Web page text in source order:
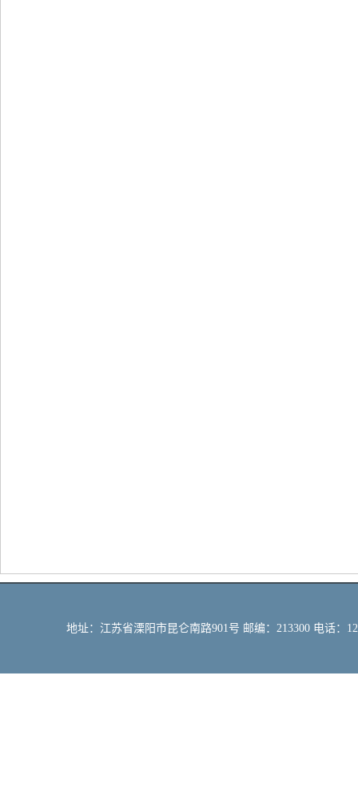
地址：江苏省溧阳市昆仑南路901号 邮编：213300 电话：